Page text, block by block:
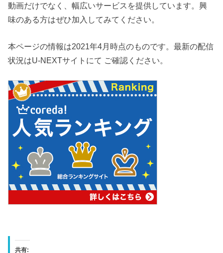
動画だけでなく、幅広いサービスを提供しています。興
味のある方はぜひ加入してみてください。
本ページの情報は2021年4月時点のものです。最新の配信
状況はU-NEXTサイトにて ご確認ください。
共有: